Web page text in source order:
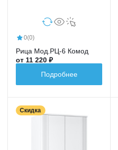
0(0)
Рица Мод.РЦ-6 Комод
от 11 220 ₽
Подробнее
Скидка